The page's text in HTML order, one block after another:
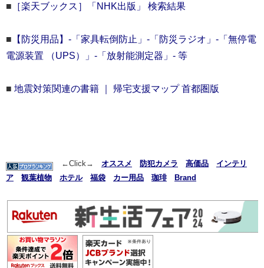
■ ［楽天ブックス］「NHK出版」 検索結果
■ 【防災用品】‐「家具転倒防止」‐「防災ラジオ」‐「無停電
電源装置 （UPS）」‐「放射能測定器」‐ 等
■ 地震対策関連の書籍 ｜ 帰宅支援マップ 首都圏版
←Click→ オススメ 防犯カメラ 高価品
インテリ
ア
観葉植物 ホテル 福袋 カー用品 珈琲 Brand